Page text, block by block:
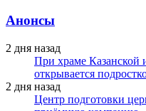
Анонсы
2 дня назад
При храме
открывается
2 дня назад
Центр подготовки